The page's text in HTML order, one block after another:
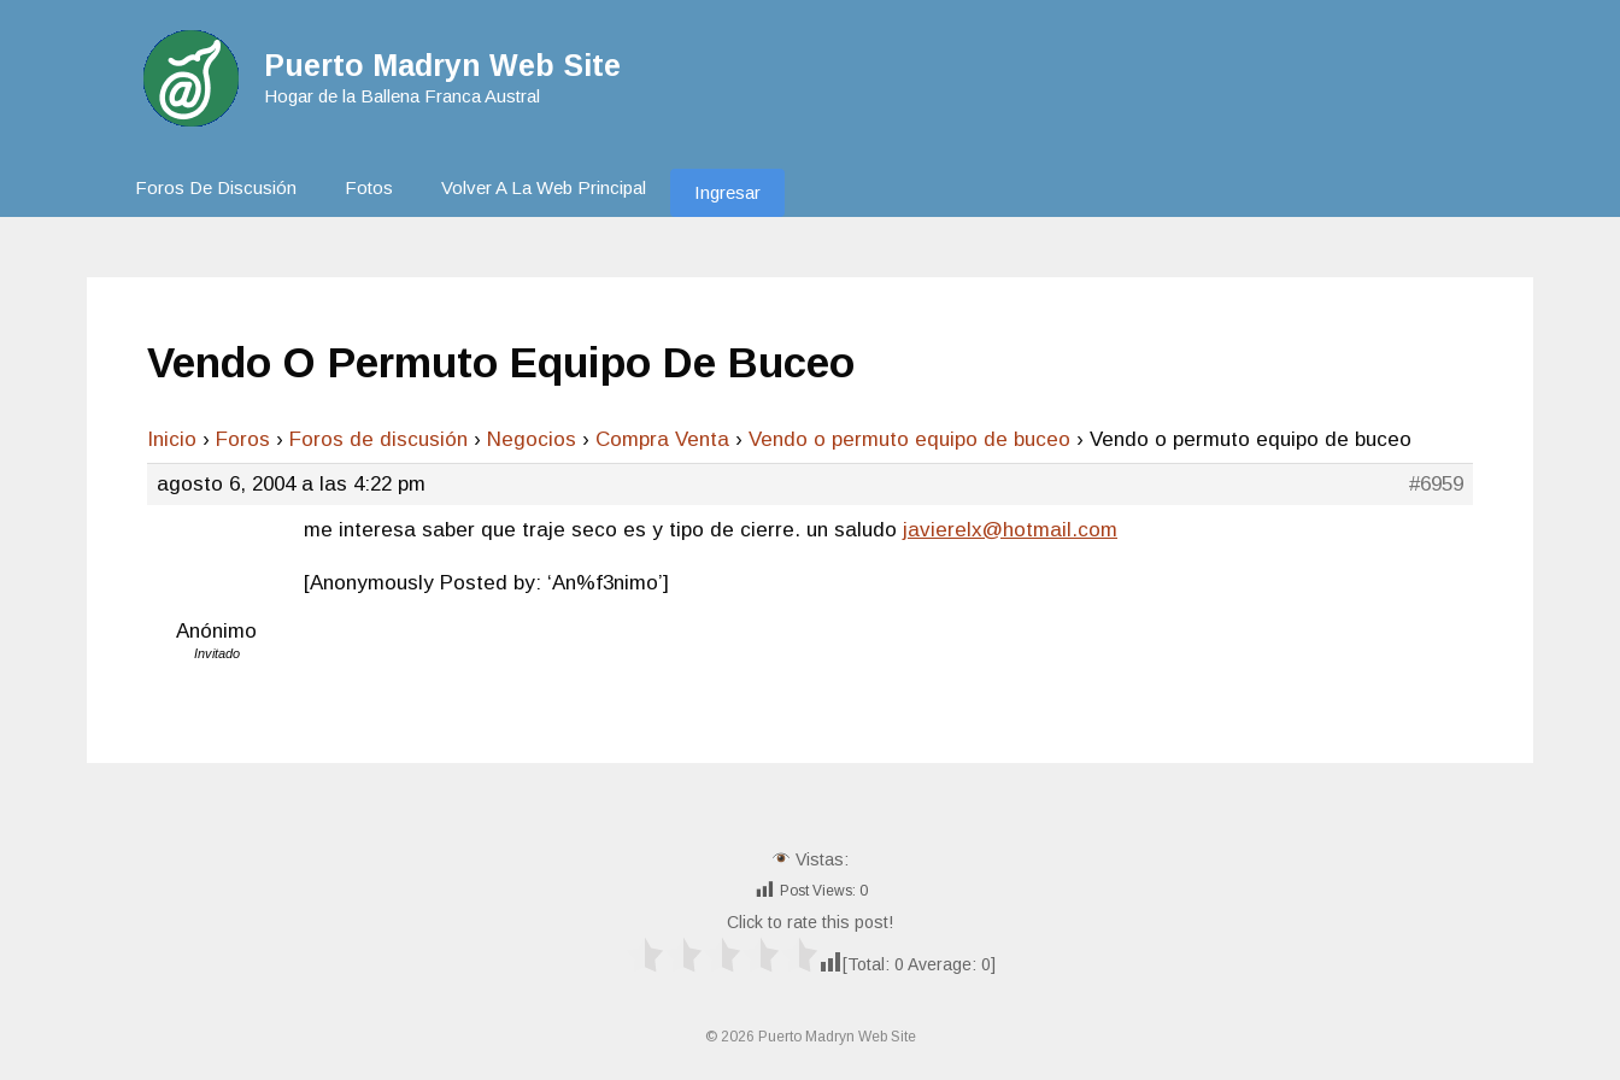
Puerto Madryn Web Site
Hogar de la Ballena Franca Austral
Foros De Discusión Fotos Volver A La Web Principal Ingresar
Vendo O Permuto Equipo De Buceo
Inicio › Foros › Foros de discusión › Negocios › Compra Venta › Vendo o permuto equipo de buceo › Vendo o permuto equipo de buceo
agosto 6, 2004 a las 4:22 pm
#6959
Anónimo
Invitado
me interesa saber que traje seco es y tipo de cierre. un saludo javierelx@hotmail.com
[Anonymously Posted by: ‘An%f3nimo’]
Vistas:
Post Views: 0
Click to rate this post!
[Total: 0 Average: 0]
© 2026 Puerto Madryn Web Site